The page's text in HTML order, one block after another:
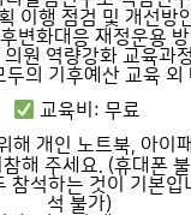
이행 점검 및 개선방
변화대응 재정운용
원 역량강화 교육과
두의 기후예산 교육 외
교육비: 무료
해 개인 노트북, 아이
해 주세요. (휴대폰
참석하는 것이 기본입
석 불가)